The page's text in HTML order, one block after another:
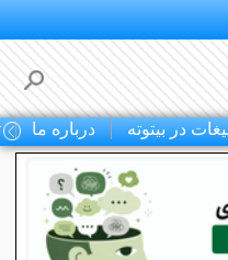
در بیتوته درباره ما